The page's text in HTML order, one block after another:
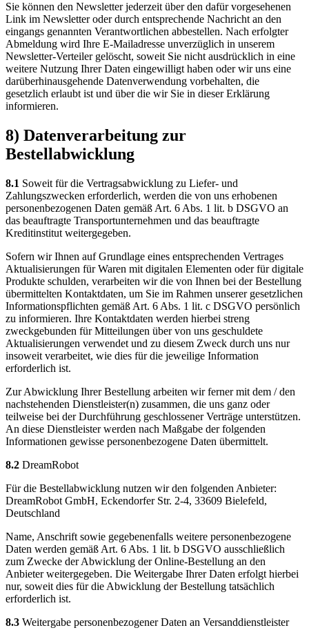
Sie können den Newsletter jederzeit über den dafür vorgesehenen
Link im Newsletter oder durch entsprechende Nachricht an den
eingangs genannten Verantwortlichen abbestellen. Nach erfolgter
Abmeldung wird Ihre E-Mailadresse unverzüglich in unserem
Newsletter-Verteiler gelöscht, soweit Sie nicht ausdrücklich in eine
weitere Nutzung Ihrer Daten eingewilligt haben oder wir uns eine
darüberhinausgehende Datenverwendung vorbehalten, die
gesetzlich erlaubt ist und über die wir Sie in dieser Erklärung
informieren.
8) Datenverarbeitung zur
Bestellabwicklung
8.1 Soweit für die Vertragsabwicklung zu Liefer- und
Zahlungszwecken erforderlich, werden die von uns erhobenen
personenbezogenen Daten gemäß Art. 6 Abs. 1 lit. b DSGVO an
das beauftragte Transportunternehmen und das beauftragte
Kreditinstitut weitergegeben.
Sofern wir Ihnen auf Grundlage eines entsprechenden Vertrages
Aktualisierungen für Waren mit digitalen Elementen oder für digitale
Produkte schulden, verarbeiten wir die von Ihnen bei der Bestellung
übermittelten Kontaktdaten, um Sie im Rahmen unserer gesetzlichen
Informationspflichten gemäß Art. 6 Abs. 1 lit. c DSGVO persönlich
zu informieren. Ihre Kontaktdaten werden hierbei streng
zweckgebunden für Mitteilungen über von uns geschuldete
Aktualisierungen verwendet und zu diesem Zweck durch uns nur
insoweit verarbeitet, wie dies für die jeweilige Information
erforderlich ist.
Zur Abwicklung Ihrer Bestellung arbeiten wir ferner mit dem / den
nachstehenden Dienstleister(n) zusammen, die uns ganz oder
teilweise bei der Durchführung geschlossener Verträge unterstützen.
An diese Dienstleister werden nach Maßgabe der folgenden
Informationen gewisse personenbezogene Daten übermittelt.
8.2 DreamRobot
Für die Bestellabwicklung nutzen wir den folgenden Anbieter:
DreamRobot GmbH, Eckendorfer Str. 2-4, 33609 Bielefeld,
Deutschland
Name, Anschrift sowie gegebenenfalls weitere personenbezogene
Daten werden gemäß Art. 6 Abs. 1 lit. b DSGVO ausschließlich
zum Zwecke der Abwicklung der Online-Bestellung an den
Anbieter weitergegeben. Die Weitergabe Ihrer Daten erfolgt hierbei
nur, soweit dies für die Abwicklung der Bestellung tatsächlich
erforderlich ist.
8.3 Weitergabe personenbezogener Daten an Versanddienstleister